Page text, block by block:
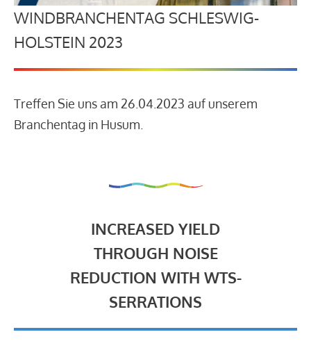
WINDBRANCHENTAG SCHLESWIG-
HOLSTEIN 2023
Treffen Sie uns am 26.04.2023 auf unserem
Branchentag in Husum.
INCREASED YIELD
THROUGH NOISE
REDUCTION WITH WTS-
SERRATIONS